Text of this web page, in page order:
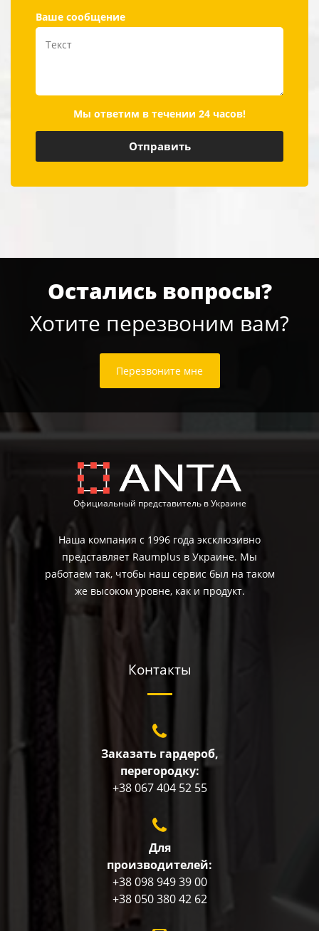
Ваше сообщение
Мы ответим в течении 24 часов!
Остались вопросы?
Хотите перезвоним вам?
Перезвоните мне
Официальный представитель в Украине
Наша компания с 1996 года эксклюзивно
представляет Raumplus в Украине. Мы
работаем так, чтобы наш сервис был на таком
же высоком уровне, как и продукт.
Контакты
Заказать гардероб,
перегородку:
+38 067 404 52 55
Для
производителей:
+38 098 949 39 00
+38 050 380 42 62